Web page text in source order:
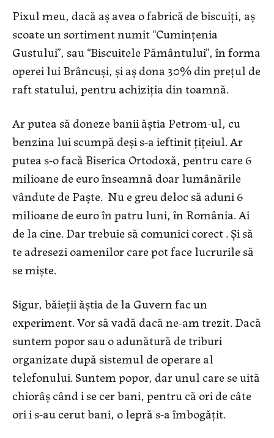
Pixul meu, dacă aș avea o fabrică de biscuiți, aș
scoate un sortiment numit “Cumințenia
Gustului”, sau “Biscuitele Pământului”, în forma
operei lui Brâncuși, și aș dona 30% din prețul de
raft statului, pentru achiziția din toamnă.
Ar putea să doneze banii ăștia Petrom-ul, cu
benzina lui scumpă deși s-a ieftinit țițeiul. Ar
putea s-o facă Biserica Ortodoxă, pentru care 6
milioane de euro înseamnă doar lumânările
vândute de Paște. Nu e greu deloc să aduni 6
milioane de euro în patru luni, în România. Ai
de la cine. Dar trebuie să comunici corect . Și să
te adresezi oamenilor care pot face lucrurile să
se miște.
Sigur, băieții ăștia de la Guvern fac un
experiment. Vor să vadă dacă ne-am trezit. Dacă
suntem popor sau o adunătură de triburi
organizate după sistemul de operare al
telefonului. Suntem popor, dar unul care se uită
chiorâș când i se cer bani, pentru că ori de câte
ori i s-au cerut bani, o lepră s-a îmbogățit.